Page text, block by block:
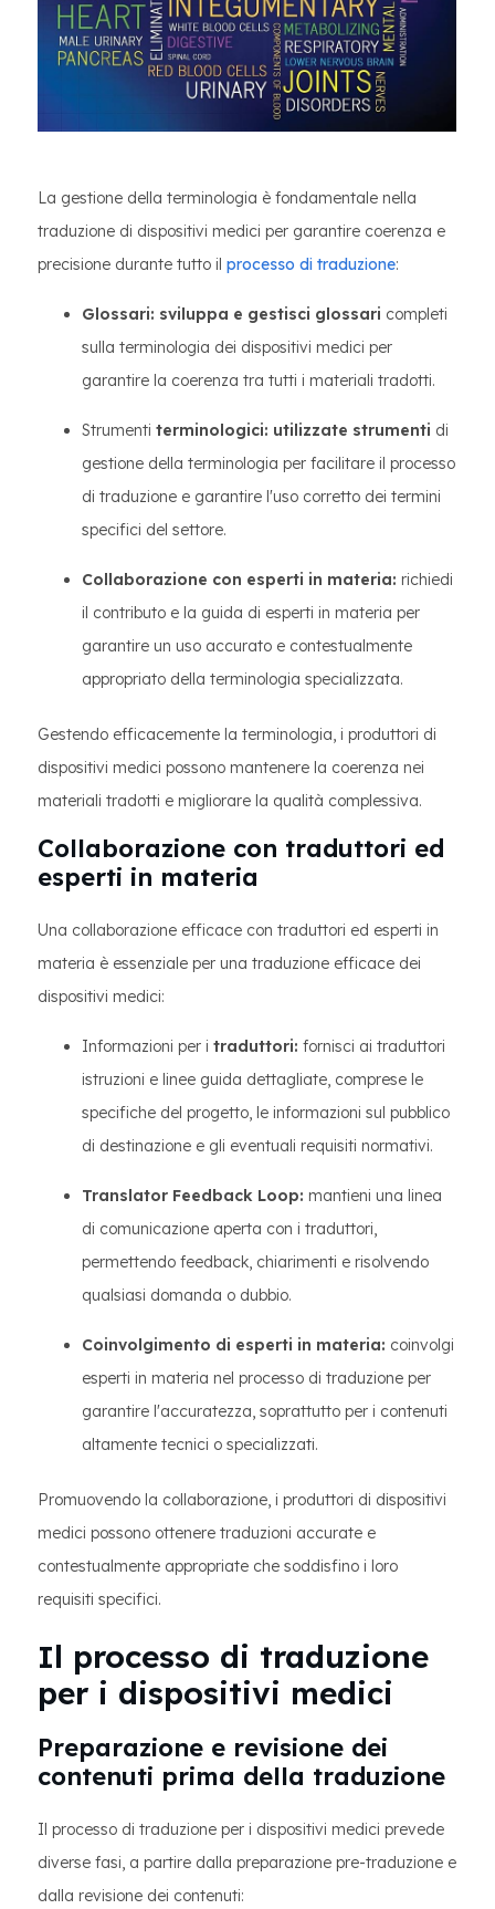
La gestione della terminologia è fondamentale nella
traduzione di dispositivi medici per garantire coerenza e
precisione durante tutto il processo di traduzione:
Glossari: sviluppa e gestisci glossari completi
sulla terminologia dei dispositivi medici per
garantire la coerenza tra tutti i materiali tradotti.
Strumenti terminologici: utilizzate strumenti di
gestione della terminologia per facilitare il processo
di traduzione e garantire l'uso corretto dei termini
specifici del settore.
Collaborazione con esperti in materia: richiedi
il contributo e la guida di esperti in materia per
garantire un uso accurato e contestualmente
appropriato della terminologia specializzata.
Gestendo efficacemente la terminologia, i produttori di
dispositivi medici possono mantenere la coerenza nei
materiali tradotti e migliorare la qualità complessiva.
Collaborazione con traduttori ed
esperti in materia
Una collaborazione efficace con traduttori ed esperti in
materia è essenziale per una traduzione efficace dei
dispositivi medici:
Informazioni per i traduttori: fornisci ai traduttori
istruzioni e linee guida dettagliate, comprese le
specifiche del progetto, le informazioni sul pubblico
di destinazione e gli eventuali requisiti normativi.
Translator Feedback Loop: mantieni una linea
di comunicazione aperta con i traduttori,
permettendo feedback, chiarimenti e risolvendo
qualsiasi domanda o dubbio.
Coinvolgimento di esperti in materia: coinvolgi
esperti in materia nel processo di traduzione per
garantire l'accuratezza, soprattutto per i contenuti
altamente tecnici o specializzati.
Promuovendo la collaborazione, i produttori di dispositivi
medici possono ottenere traduzioni accurate e
contestualmente appropriate che soddisfino i loro
requisiti specifici.
Il processo di traduzione
per i dispositivi medici
Preparazione e revisione dei
contenuti prima della traduzione
Il processo di traduzione per i dispositivi medici prevede
diverse fasi, a partire dalla preparazione pre-traduzione e
dalla revisione dei contenuti: